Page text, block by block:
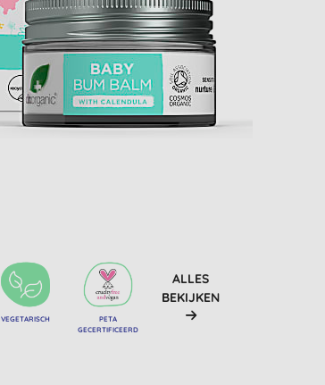
VEGETARISCH
PETA
GECERTIFICEERD
ALLES
BEKIJKEN